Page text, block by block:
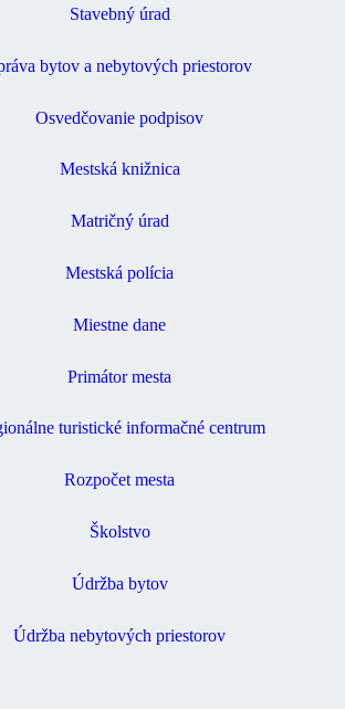
Stavebný úrad
bytov a nebytových priestorov
Osvedčovanie podpisov
Mestská knižnica
Matričný úrad
Mestská polícia
Miestne dane
Primátor mesta
turistické informačné centrum
Rozpočet mesta
Školstvo
Údržba bytov
Údržba nebytových priestorov